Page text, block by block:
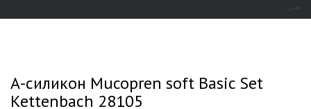
А-силикон Mucopren soft Basic Set
Kettenbach 28105